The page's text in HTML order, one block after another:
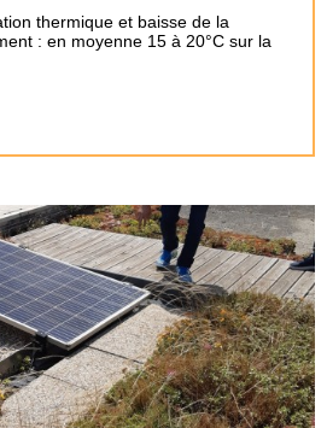
thermique et baisse de la
: en moyenne 15 à 20°C sur la